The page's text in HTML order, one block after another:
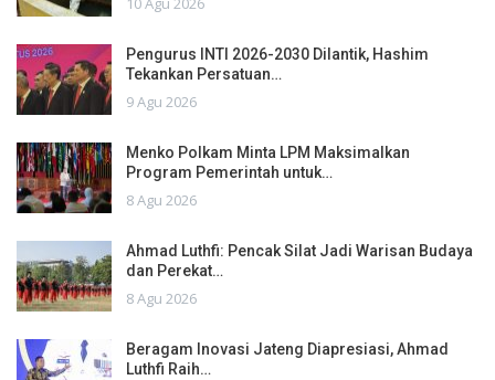
Pengurus INTI 2026-2030 Dilantik, Hashim
Tekankan Persatuan…
9 Agu 2026
Menko Polkam Minta LPM Maksimalkan
Program Pemerintah untuk…
8 Agu 2026
Ahmad Luthfi: Pencak Silat Jadi Warisan Budaya
dan Perekat…
8 Agu 2026
Beragam Inovasi Jateng Diapresiasi, Ahmad
Luthfi Raih…